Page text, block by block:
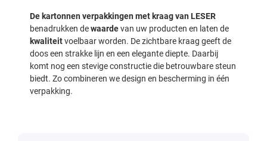
De kartonnen verpakkingen met kraag van LESER
benadrukken dewaardevan uw producten en laten de
kwaliteitvoelbaar worden. De zichtbare kraag geeft de
doos een strakke lijn en een elegante diepte. Daarbij
komt nog een stevige constructie die betrouwbare steun
biedt. Zo combineren we design en bescherming in één
verpakking.